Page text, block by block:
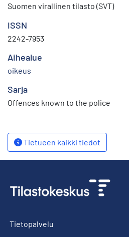
Suomen virallinen tilasto (SVT)
ISSN
2242-7953
Aihealue
oikeus
Sarja
Offences known to the police
Tietueen kaikki tiedot
Tietopalvelu